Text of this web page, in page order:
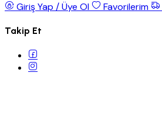
Giriş Yap / Üye Ol Favorilerim
Takip Et